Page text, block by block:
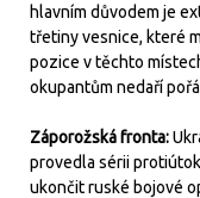
hlavním důvodem je
třetiny vesnice, které
pozice v těchto
okupantům nedaří
Záporožská fronta:
provedla sérii
ukončit ruské bojové